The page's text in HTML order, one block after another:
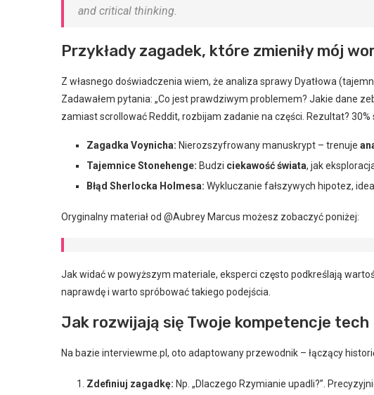
and critical thinking.
Przykłady zagadek, które zmieniły mój
Z własnego doświadczenia wiem, że analiza sprawy Dyatłowa
Zadawałem pytania: „Co jest prawdziwym problemem? Jakie dane
zamiast scrollować Reddit, rozbijam zadanie na części. Rezultat?
Zagadka Voynicha: Nierozszyfrowany manuskrypt – trenuje
Tajemnice Stonehenge: Budzi ciekawość świata, jak
Błąd Sherlocka Holmesa: Wykluczanie fałszywych hipotez,
Oryginalny materiał od @Aubrey Marcus możesz zobaczyć poniżej:
Jak widać w powyższym materiale, eksperci często podkreślają
naprawdę i warto spróbować takiego podejścia.
Jak rozwijają się Twoje kompetencje tech
Na bazie interviewme.pl, oto adaptowany przewodnik – łączący
Zdefiniuj zagadkę: Np. „Dlaczego Rzymianie upadli?”.